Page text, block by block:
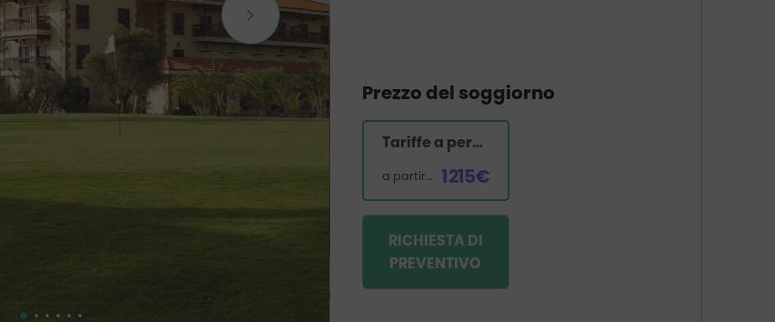
Prezzo del soggiorno
Tariffe a persona
a partire da 1215€
RICHIESTA DI
PREVENTIVO